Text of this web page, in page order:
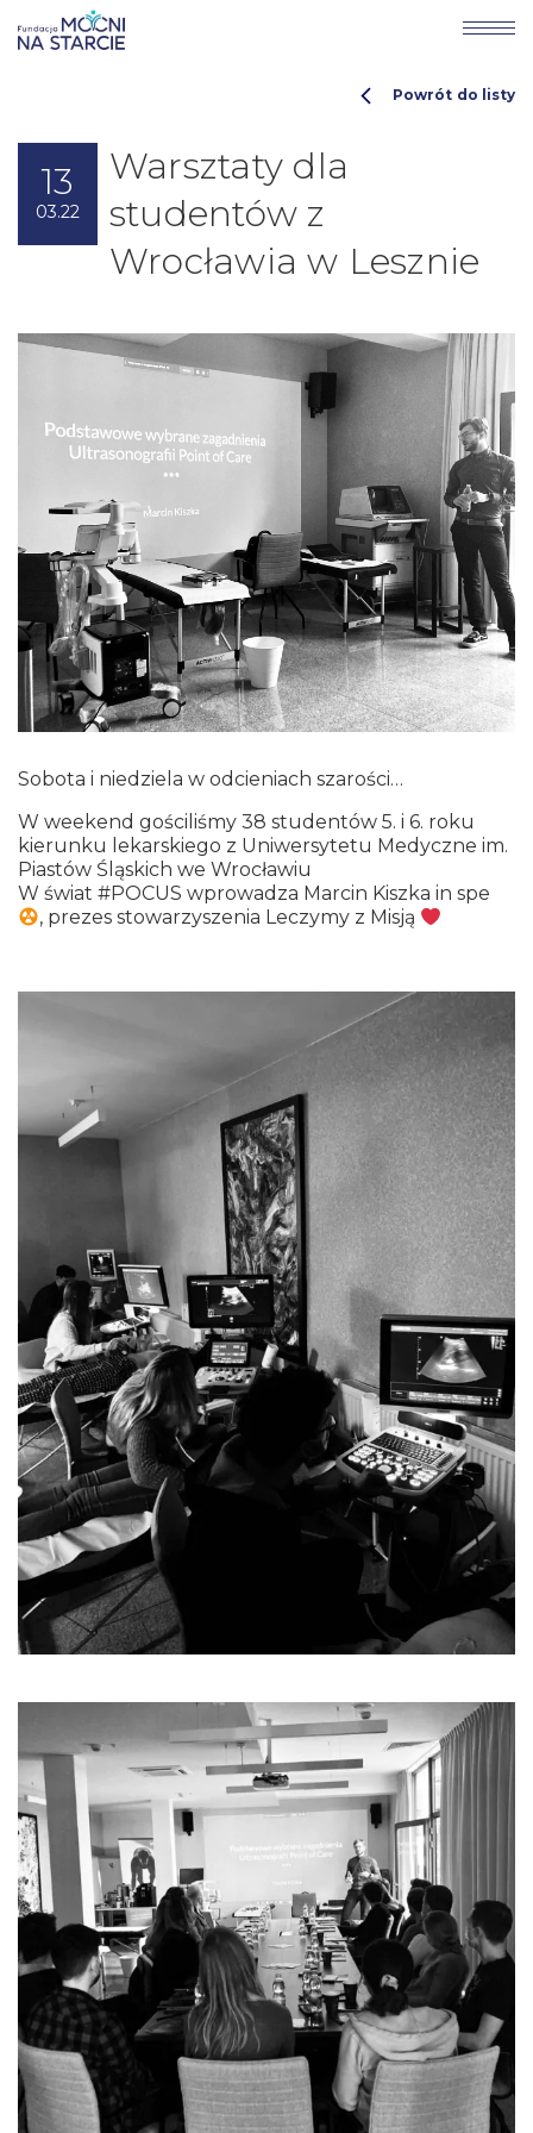
13
03.22
Warsztaty dla
studentów z
Wrocławia w Lesznie
Powrót do listy
Sobota i niedziela w odcieniach szarości…
W weekend gościliśmy 38 studentów 5. i 6. roku
kierunku lekarskiego z Uniwersytetu Medyczne im.
Piastów Śląskich we Wrocławiu
W świat #POCUS wprowadza Marcin Kiszka in spe
, prezes stowarzyszenia Leczymy z Misją